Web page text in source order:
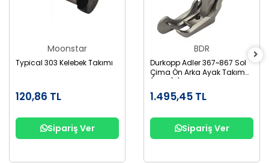
Moonstar
Typical 303 Kelebek Takımı
120,86 TL
Sipariş Ver
BDR
Durkopp Adler 367~867 Sol
Çima Ön Arka Ayak Takım
(3Mm) / GL867-3
1.495,45 TL
Sipariş Ver